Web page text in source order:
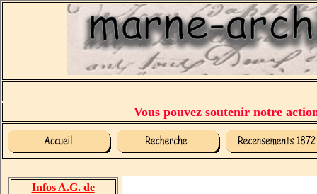
Vous pouvez soutenir notre
Infos A.G. de